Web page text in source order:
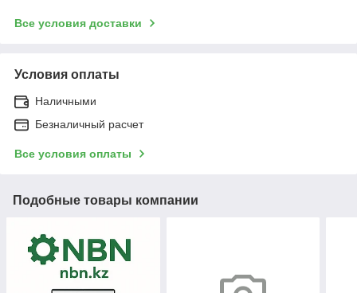
Все условия доставки
Условия оплаты
Наличными
Безналичный расчет
Все условия оплаты
Подобные товары компании